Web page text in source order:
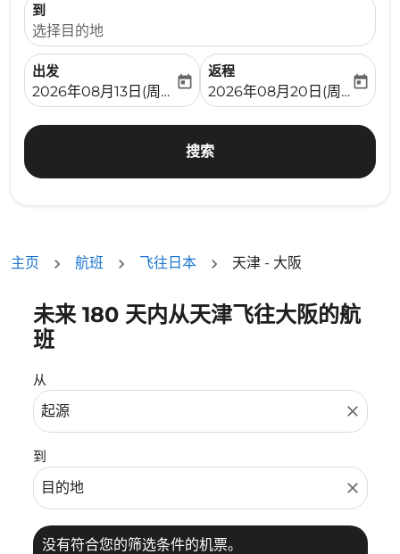
到
选择目的地
出发
fc-booking-departure-date-aria-label
2026年08月13日(周四)
today
返程
fc-booking-return-date-
2026年08月20日(周四)
today
搜索
主页 航班 飞往日本 天津 - 大阪
未来 180 天内从天津飞往大阪的航
班
从
close
到
close
没有符合您的筛选条件的机票。
没有符合您的筛选条件的机票。请调整您的筛选条件。